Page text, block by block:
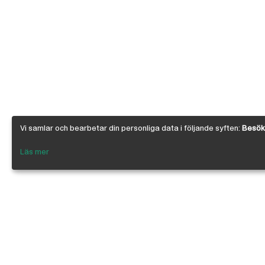
Vi samlar och bearbetar din personliga data i följande syften:
Läs mer